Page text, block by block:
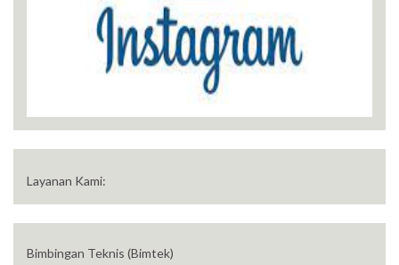
Layanan Kami:
Bimbingan Teknis (Bimtek)